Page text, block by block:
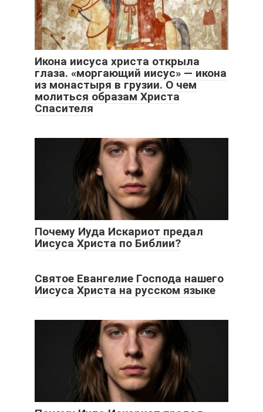
Икона иисуса христа открыла
глаза. «моргающий иисус» — икона
из монастыря в грузии. О чем
молиться образам Христа
Спасителя
Почему Иуда Искариот предал
Иисуса Христа по Библии?
Святое Евангелие Господа нашего
Иисуса Христа на русском языке